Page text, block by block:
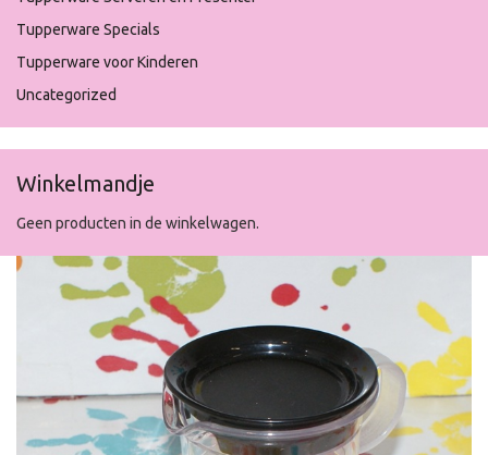
Tupperware Specials
Tupperware voor Kinderen
Uncategorized
Winkelmandje
Geen producten in de winkelwagen.